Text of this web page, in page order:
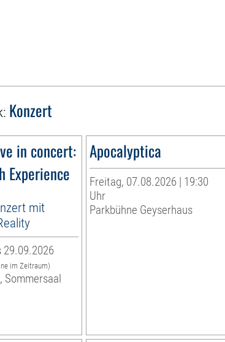
Konzert
in concert:
Experience
mit
29.09.2026
im Zeitraum)
Sommersaal
Apocalyptica
Freitag, 07.08.2026 | 19:30
Uhr
Parkbühne Geyserhaus